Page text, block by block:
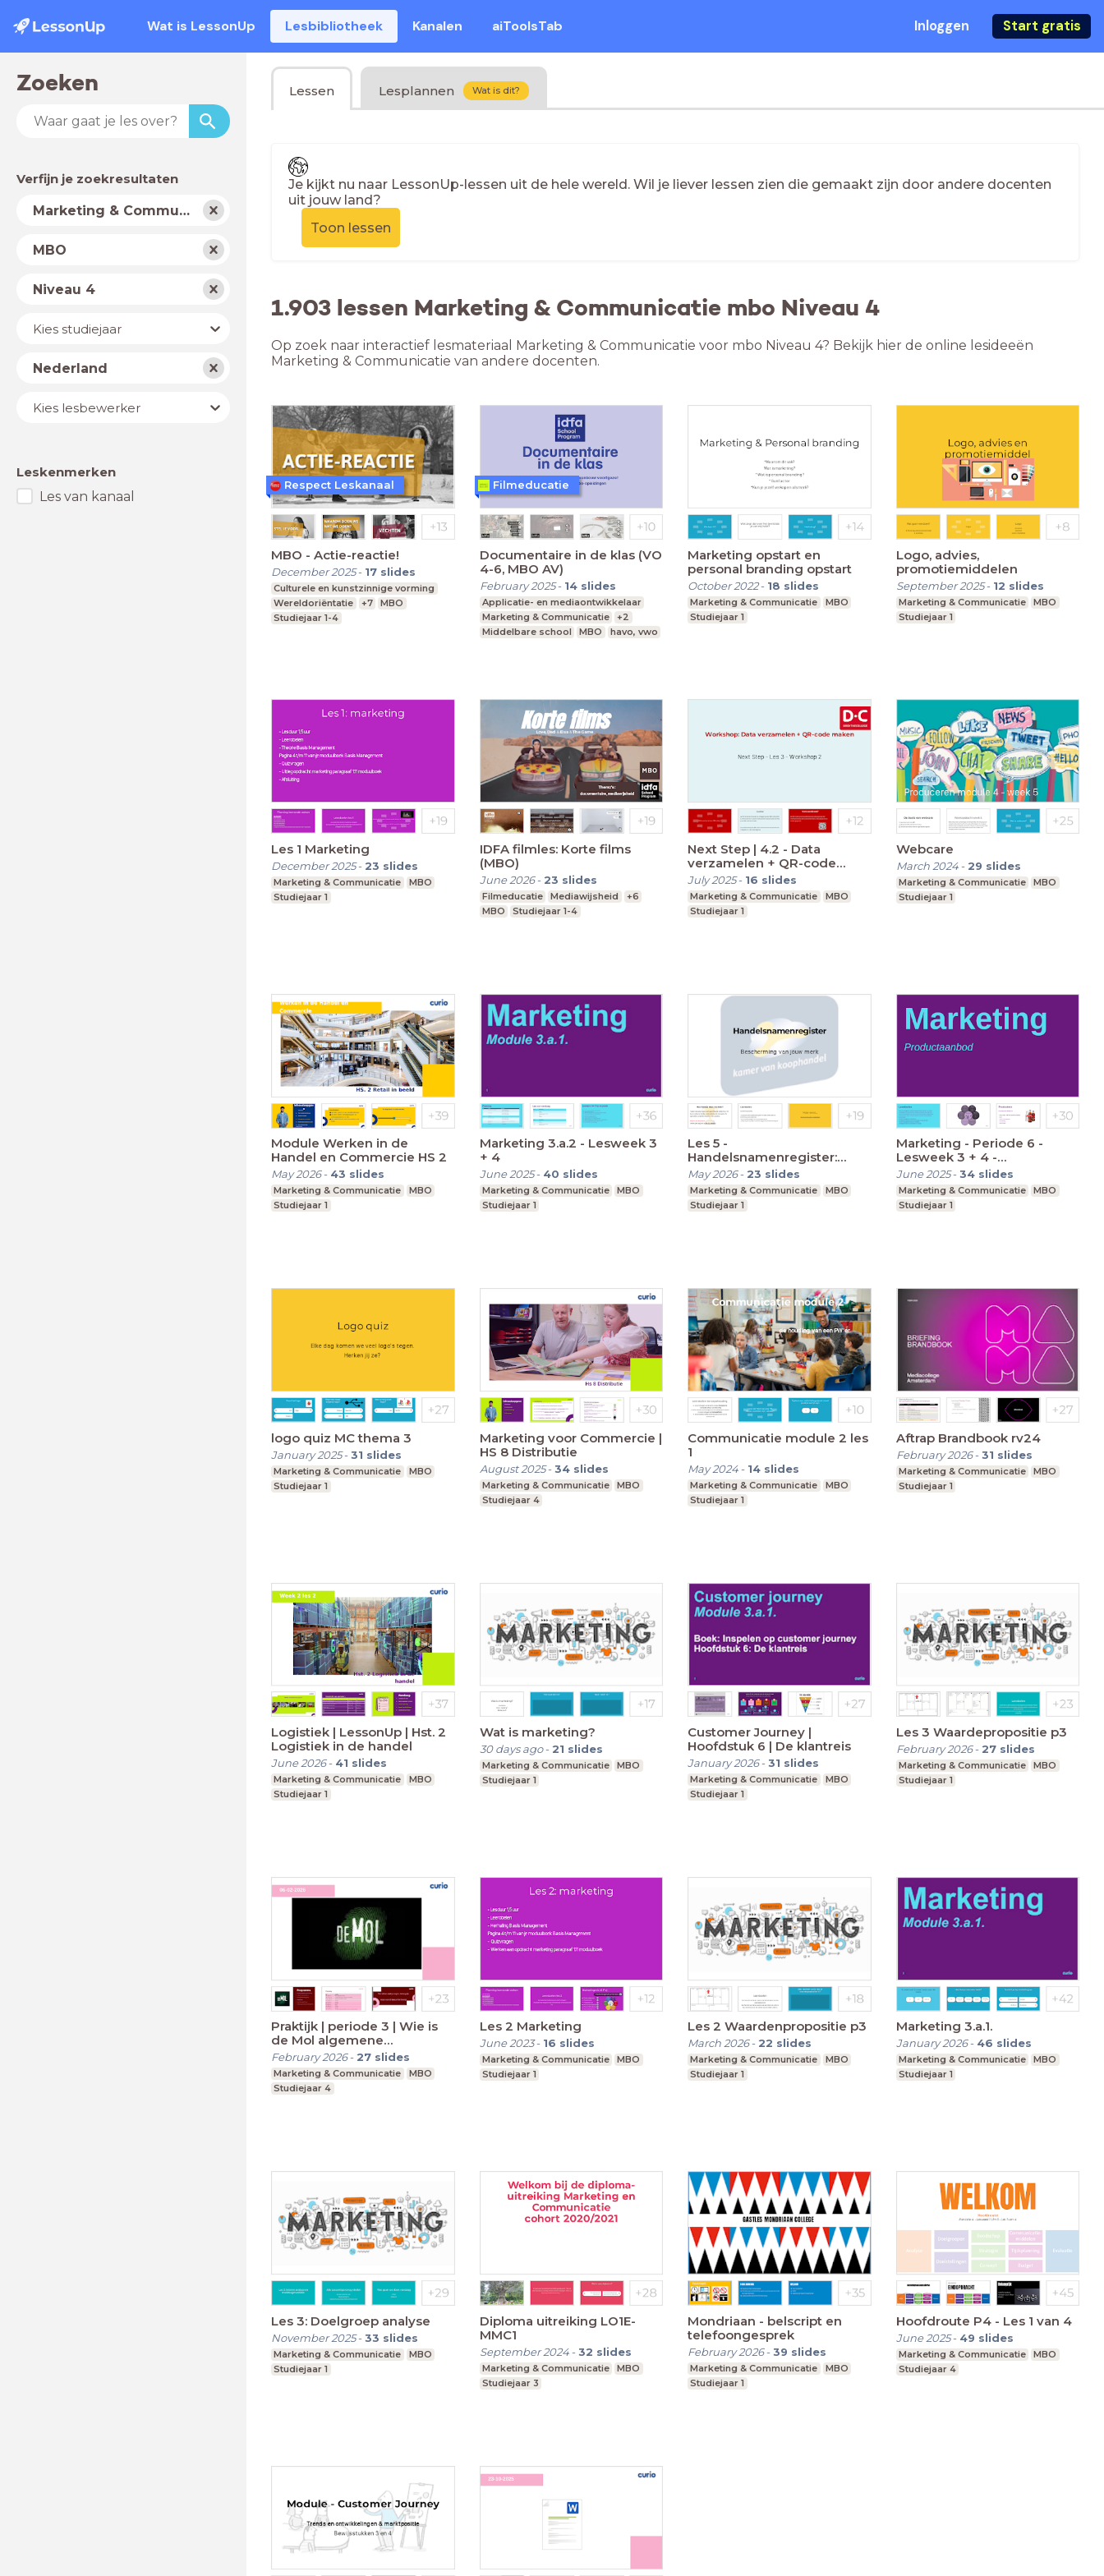
Wat is LessonUp Lesbibliotheek Kanalen aiToolsTab Inloggen Start gratis
Zoeken
Verfijn je zoekresultaten
Vak
Marketing & Communicatie
Schooltype
MBO
Niveau
Niveau 4
JaarKies studiejaar
LandNederland
Lesbewerker
Kies lesbewerker
Leskenmerken
Les van kanaal
Lessen Lesplannen Wat is dit?
Je kijkt nu naar LessonUp-lessen uit de hele wereld. Wil je liever lessen zien die gemaakt zijn door andere docenten
uit jouw land?
Toon lessen
1.903 lessen Marketing & Communicatie mbo Niveau 4
Op zoek naar interactief lesmateriaal Marketing & Communicatie voor mbo Niveau 4? Bekijk hier de online lesideeën
Marketing & Communicatie van andere docenten.
MBO - Actie-reactie!
December 2025- 17 slides
Culturele en kunstzinnige vorming
Wereldoriëntatie
+7
MBO
Studiejaar 1-4
Respect Leskanaal
Documentaire in de klas (VO
4-6, MBO AV)
February 2025- 14 slides
Applicatie- en mediaontwikkelaar
Marketing & Communicatie
+2
Middelbare school
MBO havo, vwo
Filmeducatie
Marketing opstart en
personal branding opstart
October 2022- 18 slides
Marketing & Communicatie
MBO
Studiejaar 1
Logo, advies,
promotiemiddelen
September 2025- 12 slides
Marketing & Communicatie
MBO
Studiejaar 1
Les 1 Marketing
December 2025- 23 slides
Marketing & Communicatie
MBO
Studiejaar 1
IDFA filmles: Korte films
(MBO)
June 2026- 23 slides
Filmeducatie Mediawijsheid
+6
MBO
Studiejaar 1-4
Next Step | 4.2 - Data
verzamelen + QR-code
maken
July 2025- 16 slides
Marketing & Communicatie
MBO
Studiejaar 1
Webcare
March 2024- 29 slides
Marketing & Communicatie
MBO
Studiejaar 1
Module Werken in de
Handel en Commercie HS 2
May 2026- 43 slides
Marketing & Communicatie
MBO
Studiejaar 1
Marketing 3.a.2 - Lesweek 3
+ 4
June 2025- 40 slides
Marketing & Communicatie
MBO
Studiejaar 1
Les 5 -
Handelsnamenregister:
Bescherming van jouw
merk
May 2026- 23 slides
Marketing & Communicatie
MBO
Studiejaar 1
Marketing - Periode 6 -
Lesweek 3 + 4 -
Productaanbod
June 2025-34 slides
Marketing & Communicatie
MBO
Studiejaar 1
logo quiz MC thema 3
January 2025-31 slides
Marketing & Communicatie
MBO
Studiejaar 1
Marketing voor Commercie |
HS 8 Distributie
August 2025-34 slides
Marketing & Communicatie
MBO
Studiejaar 4
Communicatie module 2 les
1
May 2024- 14 slides
Marketing & Communicatie
MBO
Studiejaar 1
Aftrap Brandbook rv24
February 2026-31 slides
Marketing & Communicatie
MBO
Studiejaar 1
Logistiek | LessonUp | Hst. 2
Logistiek in de handel
June 2026- 41 slides
Marketing & Communicatie
MBO
Studiejaar 1
Wat is marketing?
30 days ago- 21 slides
Marketing & Communicatie
MBO
Studiejaar 1
Customer Journey |
Hoofdstuk 6 | De klantreis
January 2026-31 slides
Marketing & Communicatie
MBO
Studiejaar 1
Les 3 Waardepropositie p3
February 2026- 27 slides
Marketing & Communicatie
MBO
Studiejaar 1
Praktijk | periode 3 | Wie is
de Mol algemene
lesinstructie
February 2026- 27 slides
Marketing & Communicatie
MBO
Studiejaar 4
Les 2 Marketing
June 2023- 16 slides
Marketing & Communicatie
MBO
Studiejaar 1
Les 2 Waardenpropositie p3
March 2026- 22 slides
Marketing & Communicatie
MBO
Studiejaar 1
Marketing 3.a.1.
January 2026- 46 slides
Marketing & Communicatie
MBO
Studiejaar 1
Les 3: Doelgroep analyse
November 2025-33 slides
Marketing & Communicatie
MBO
Studiejaar 1
Diploma uitreiking LO1E-
MMC1
September 2024-32 slides
Marketing & Communicatie
MBO
Studiejaar 3
Mondriaan - belscript en
telefoongesprek
February 2026-39 slides
Marketing & Communicatie
MBO
Studiejaar 1
Hoofdroute P4 - Les 1 van 4
June 2025- 49 slides
Marketing & Communicatie
MBO
Studiejaar 4